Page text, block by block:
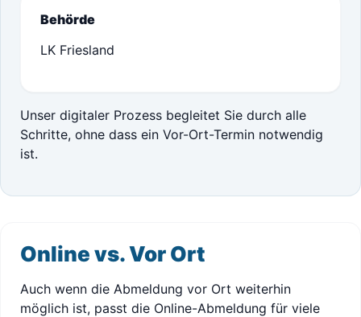
Behörde
LK Friesland
Unser digitaler Prozess begleitet Sie durch alle
Schritte, ohne dass ein Vor-Ort-Termin notwendig
ist.
Online vs. Vor Ort
Auch wenn die Abmeldung vor Ort weiterhin
möglich ist, passt die Online-Abmeldung für viele